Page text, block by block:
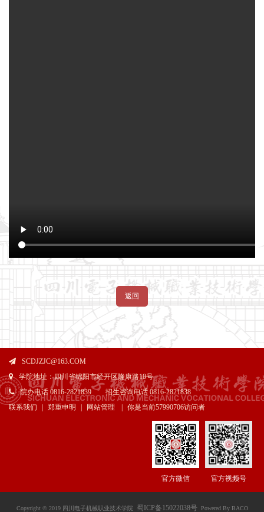
返回
SCDJZJC@163.COM
学院地址：四川省绵阳市经开区隆康路10号
院办电话 0816-2821839 招生咨询电话 0816-2821838
联系我们
郑重申明 网站管理 你是当前57990706访问者
官方视频号
官方微信
Copyright © 2019 四川电子机械职业技术学院 蜀ICP备15022038号Powered By BACO